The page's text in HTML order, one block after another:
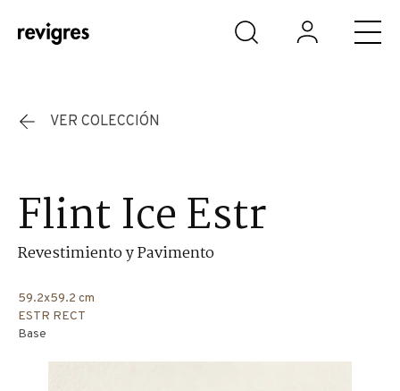
Saltar al contenido principal
VER COLECCIÓN
Flint Ice Estr
Revestimiento y Pavimento
59.2x59.2 cm
ESTR RECT
Base